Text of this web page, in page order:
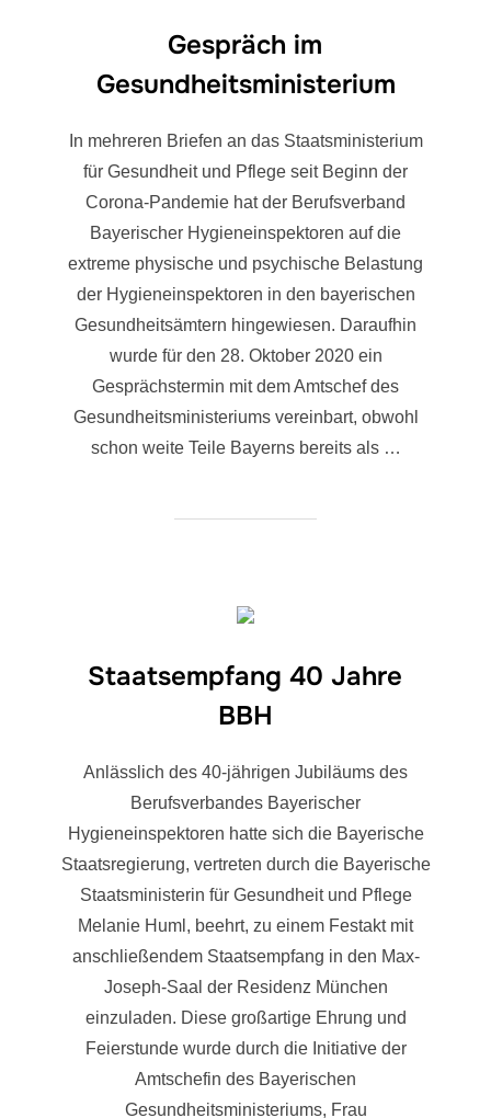
Gespräch im
Gesundheitsministerium
In mehreren Briefen an das Staatsministerium
für Gesundheit und Pflege seit Beginn der
Corona-Pandemie hat der Berufsverband
Bayerischer Hygieneinspektoren auf die
extreme physische und psychische Belastung
der Hygieneinspektoren in den bayerischen
Gesundheitsämtern hingewiesen. Daraufhin
wurde für den 28. Oktober 2020 ein
Gesprächstermin mit dem Amtschef des
Gesundheitsministeriums vereinbart, obwohl
schon weite Teile Bayerns bereits als …
Staatsempfang 40 Jahre
BBH
Anlässlich des 40-jährigen Jubiläums des
Berufsverbandes Bayerischer
Hygieneinspektoren hatte sich die Bayerische
Staatsregierung, vertreten durch die Bayerische
Staatsministerin für Gesundheit und Pflege
Melanie Huml, beehrt, zu einem Festakt mit
anschließendem Staatsempfang in den Max-
Joseph-Saal der Residenz München
einzuladen. Diese großartige Ehrung und
Feierstunde wurde durch die Initiative der
Amtschefin des Bayerischen
Gesundheitsministeriums, Frau